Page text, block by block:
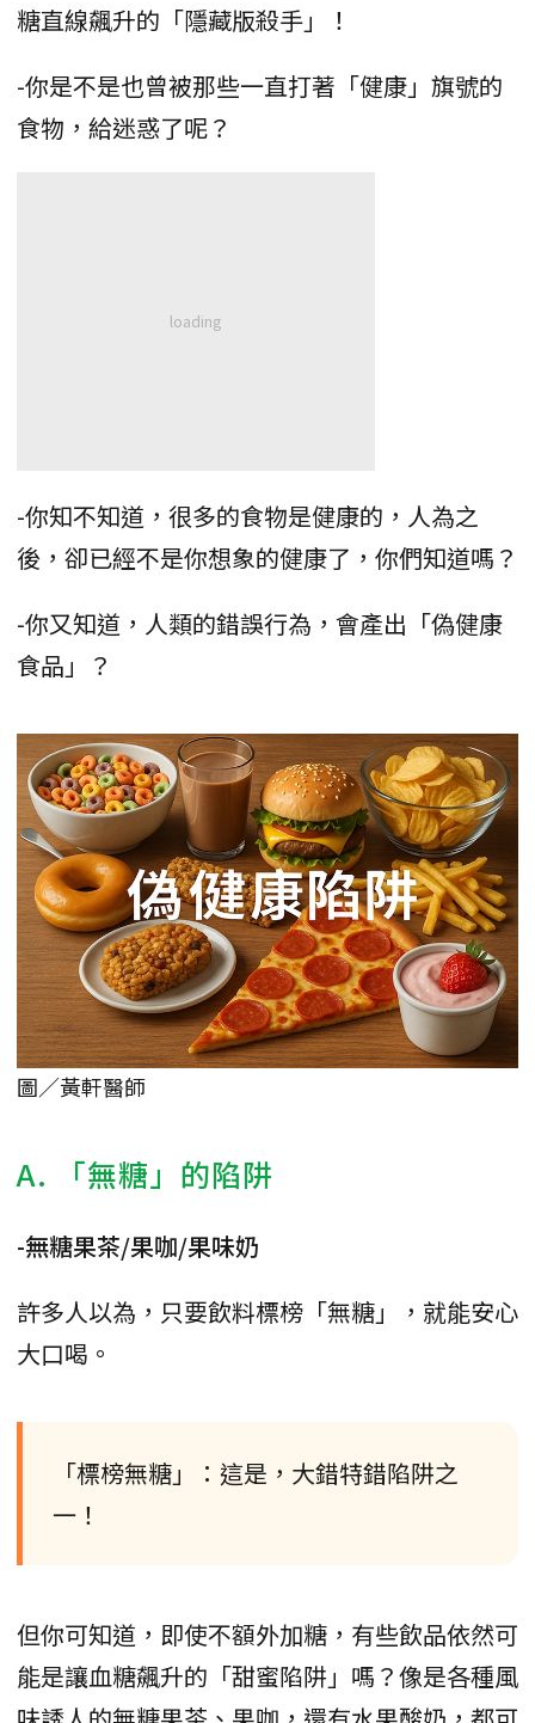
糖直線飆升的「隱藏版殺手」！
-你是不是也曾被那些一直打著「健康」旗號的
食物，給迷惑了呢？
-你知不知道，很多的食物是健康的，人為之
後，卻已經不是你想象的健康了，你們知道嗎？
-你又知道，人類的錯誤行為，會產出「偽健康
食品」？
圖／黃軒醫師
A. 「無糖」的陷阱
-無糖果茶/果咖/果味奶
許多人以為，只要飲料標榜「無糖」，就能安心
大口喝。
「標榜無糖」：這是，大錯特錯陷阱之
一！
但你可知道，即使不額外加糖，有些飲品依然可
能是讓血糖飆升的「甜蜜陷阱」嗎？像是各種風